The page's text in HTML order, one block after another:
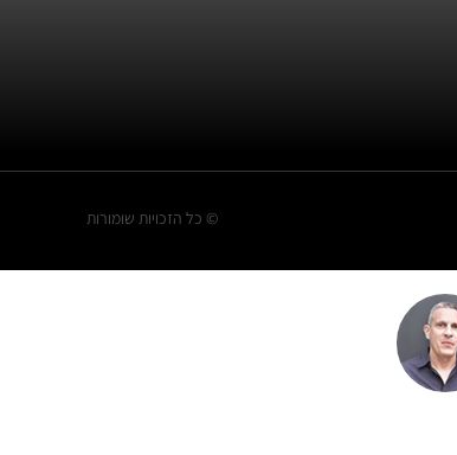
© כל הזכויות שומורות